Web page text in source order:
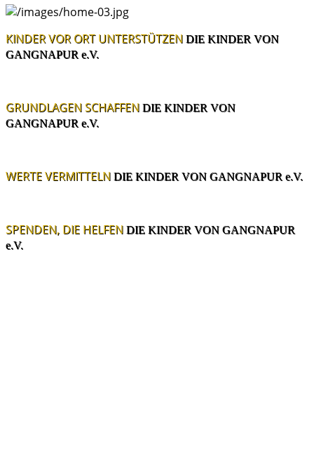
KINDER VOR ORT UNTERSTÜTZEN DIE KINDER VON
GANGNAPUR e.V.
GRUNDLAGEN SCHAFFEN DIE KINDER VON
GANGNAPUR e.V.
WERTE VERMITTELN DIE KINDER VON GANGNAPUR e.V.
SPENDEN, DIE HELFEN DIE KINDER VON GANGNAPUR
e.V.